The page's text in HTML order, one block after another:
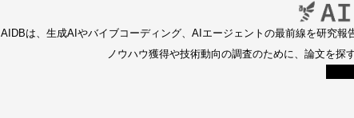
AIDBは、生成AIやバイブコーディング、AIエージェントの最前線を研究
ノウハウ獲得や技術動向の調査のために、論文を探